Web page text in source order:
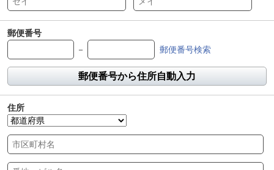
郵便番号
－
郵便番号検索
郵便番号から住所自動入力
住所